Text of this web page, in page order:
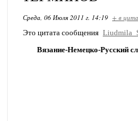
Среда, 06 Июля 2011 г. 14:19 + в
Это цитата сообщения
Вязание-Немецко-Русский